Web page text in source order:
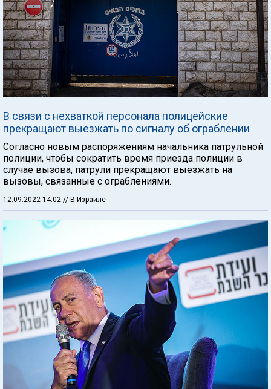
В связи с нехваткой персонала полицейские
прекращают выезжать по сигналу об ограблении
Согласно новым распоряжениям начальника патрульной
полиции, чтобы сократить время приезда полиции в
случае вызова, патрули прекращают выезжать на
вызовы, связанные с ограблениями.
12.09.2022 14:02 // В Израиле